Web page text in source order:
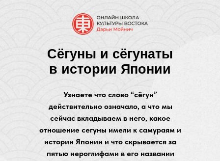
Узнаете что слово “сёгун”
действительно означало, а что мы
сейчас вкладываем в него, какое
отношение сегуны имели к самураям и
истории Японии и что скрывается за
пятью иероглифами в его названии
Сёгуны и сёгунаты
в истории Японии